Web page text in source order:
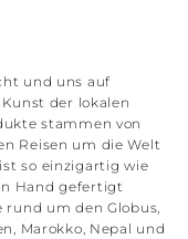
und uns auf
der lokalen
stammen von
Reisen um die Welt
so einzigartig wie
Hand gefertigt
rund um den Globus,
Marokko, Nepal und